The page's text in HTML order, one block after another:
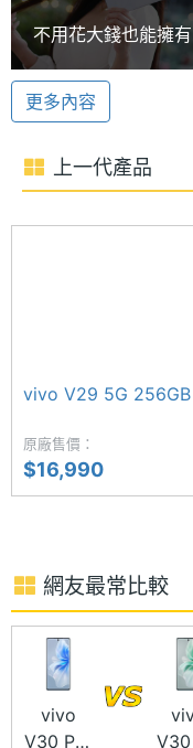
電池，支援 80W 極
柔光人像系統 3.0
vivo V30 5G 512GB
鏡頭 + 5,000 萬畫
光譜技術以及 1/
明亮、細緻的夜間
人像系統 3.0，主
調節功能，好讓拍
vivo V30 5G 512GB
◎ 5G + 5G 雙卡雙
◎ Qualcomm
◎ 12GB RAM /
◎ 前置 5,000 萬畫
圖形處
理器
Adreno
RAM記
憶體
記憶體
LPDDR4X
量
顯示螢幕
尺寸
主螢幕
解析度
主螢幕
像素密
453 ppi
不用花大錢也能擁
司鏡頭手機！vivo
Pro最懂拍的攝影秘訣
一次告訴你
更多內容
上一代產品
vivo V29 5G 256GB
原廠售價：
$16,990
網友最常比較
vivo
V30 Pro